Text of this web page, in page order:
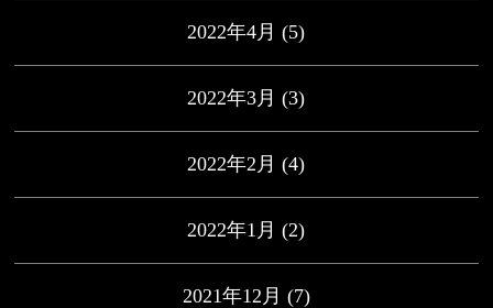
2022年4月 (5)
2022年3月 (3)
2022年2月 (4)
2022年1月 (2)
2021年12月 (7)